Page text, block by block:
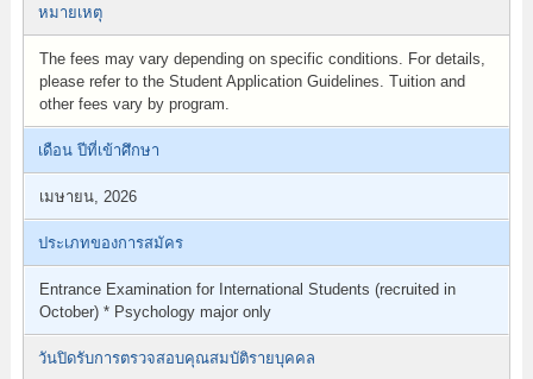
หมายเหตุ
The fees may vary depending on specific conditions. For details,
please refer to the Student Application Guidelines. Tuition and
other fees vary by program.
เดือน ปีที่เข้าศึกษา
เมษายน, 2026
ประเภทของการสมัคร
Entrance Examination for International Students (recruited in
October) * Psychology major only
วันปิดรับการตรวจสอบคุณสมบัติรายบุคคล